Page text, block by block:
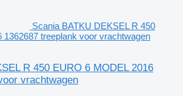
Scania BATKU DEKSEL R 450
1362687 treeplank voor vrachtwagen
R 450 EURO 6 MODEL 2016
vrachtwagen